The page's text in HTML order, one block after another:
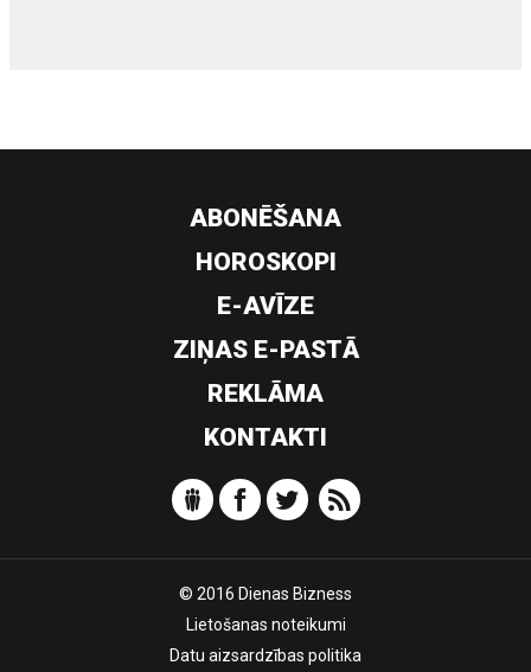
ABONĒŠANA
HOROSKOPI
E-AVĪZE
ZIŅAS E-PASTĀ
REKLĀMA
KONTAKTI
© 2016 Dienas Bizness
Lietošanas noteikumi
Datu aizsardzības politika